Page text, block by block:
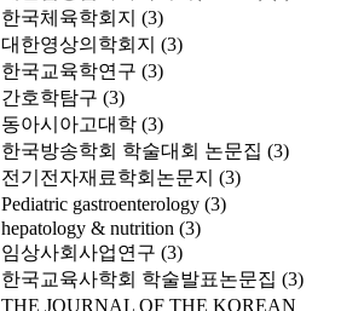
한국체육학회지 (3)
대한영상의학회지 (3)
한국교육학연구 (3)
간호학탐구 (3)
동아시아고대학 (3)
한국방송학회 학술대회 논문집 (3)
전기전자재료학회논문지 (3)
Pediatric gastroenterology (3)
hepatology & nutrition (3)
임상사회사업연구 (3)
한국교육사학회 학술발표논문집 (3)
THE JOURNAL OF THE KOREAN